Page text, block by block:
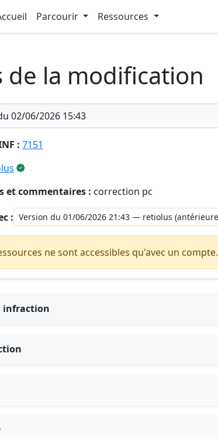
Parcourir Ressources
de la modification
02/06/2026 15:43
: 7151
et commentaires : correction pc
:
ne sont accessibles qu'avec un compte.
infraction